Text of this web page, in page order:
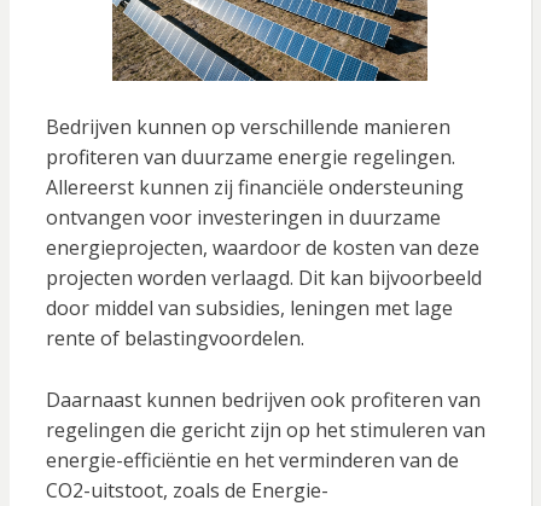
Bedrijven kunnen op verschillende manieren
profiteren van duurzame energie regelingen.
Allereerst kunnen zij financiële ondersteuning
ontvangen voor investeringen in duurzame
energieprojecten, waardoor de kosten van deze
projecten worden verlaagd. Dit kan bijvoorbeeld
door middel van subsidies, leningen met lage
rente of belastingvoordelen.
Daarnaast kunnen bedrijven ook profiteren van
regelingen die gericht zijn op het stimuleren van
energie-efficiëntie en het verminderen van de
CO2-uitstoot, zoals de Energie-